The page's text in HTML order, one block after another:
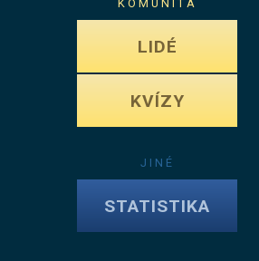
KOMUNITA
LIDÉ
KVÍZY
JINÉ
STATISTIKA